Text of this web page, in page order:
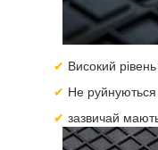
Високий рівень
Не руйнуються
зазвичай